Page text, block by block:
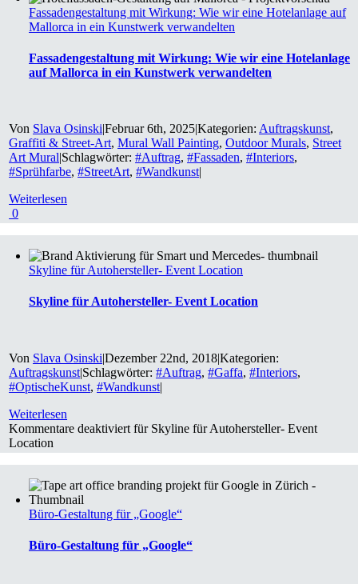
Fassadengestaltung mit Wirkung: Wie wir eine Hotelanlage auf
Mallorca in ein Kunstwerk verwandelten
Fassadengestaltung mit Wirkung: Wie wir eine Hotelanlage
auf Mallorca in ein Kunstwerk verwandelten
Von Slava Osinski|Februar 6th, 2025|Kategorien: Auftragskunst,
Graffiti & Street-Art,Mural Wall Painting,Outdoor Murals, Street
Art Mural|Schlagwörter:#Auftrag,#Fassaden,#Interiors,
#Sprühfarbe,#StreetArt,#Wandkunst|
Weiterlesen
0
Skyline für Autohersteller- Event Location
Skyline für Autohersteller- Event Location
Von Slava Osinski|Dezember 22nd, 2018|Kategorien:
Auftragskunst|Schlagwörter:#Auftrag,#Gaffa,#Interiors,
#OptischeKunst,#Wandkunst|
Weiterlesen
Kommentare deaktiviert für Skyline für Autohersteller- Event
Location
Büro-Gestaltung für „Google“
Büro-Gestaltung für „Google“